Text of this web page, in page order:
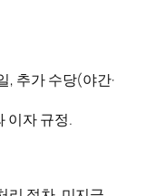
, 추가 수당(야간·
이자 규정.